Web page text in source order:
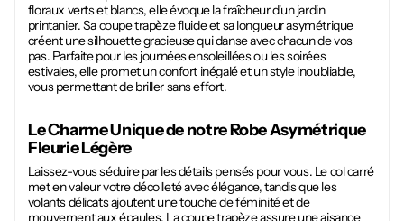
floraux verts et blancs, elle évoque la fraîcheur d'un jardin
printanier. Sa coupe trapèze fluide et sa longueur asymétrique
créent une silhouette gracieuse qui danse avec chacun de vos
pas. Parfaite pour les journées ensoleillées ou les soirées
estivales, elle promet un confort inégalé et un style inoubliable,
vous permettant de briller sans effort.
Le Charme Unique de notreRobe Asymétrique
Fleurie Légère
Laissez-vous séduire par les détails pensés pour vous. Le col carré
met en valeur votre décolleté avec élégance, tandis que les
volants délicats ajoutent une touche de féminité et de
mouvement aux épaules. La coupe trapèze assure une aisance